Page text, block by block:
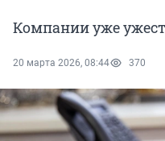
Компании уже
20 марта 2026, 08:44 370